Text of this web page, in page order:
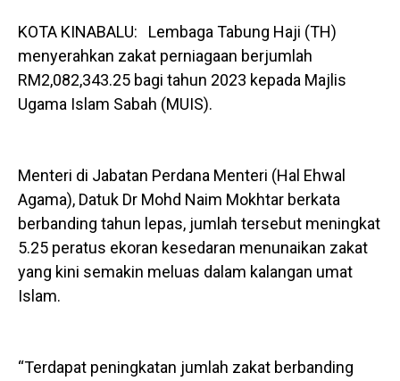
KOTA KINABALU: Lembaga Tabung Haji (TH)
menyerahkan zakat perniagaan berjumlah
RM2,082,343.25 bagi tahun 2023 kepada Majlis
Ugama Islam Sabah (MUIS).
Menteri di Jabatan Perdana Menteri (Hal Ehwal
Agama), Datuk Dr Mohd Naim Mokhtar berkata
berbanding tahun lepas, jumlah tersebut meningkat
5.25 peratus ekoran kesedaran menunaikan zakat
yang kini semakin meluas dalam kalangan umat
Islam.
“Terdapat peningkatan jumlah zakat berbanding